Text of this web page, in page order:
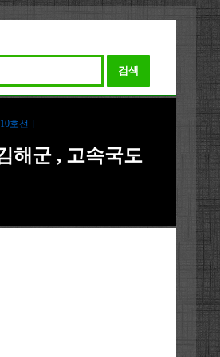
검색
호선 ]
해군 , 고속국도